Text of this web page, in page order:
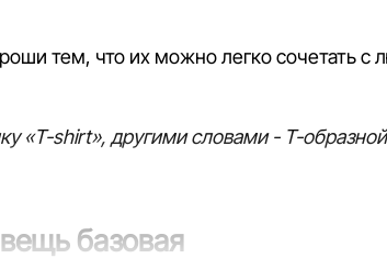
тем, что их можно легко сочетать с
«T-shirt», другими словами - Т-
базовая